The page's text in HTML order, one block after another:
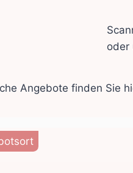
oder
Angebote finden Sie